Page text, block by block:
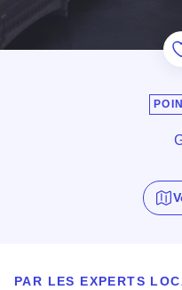
PAR LES EXPERTS